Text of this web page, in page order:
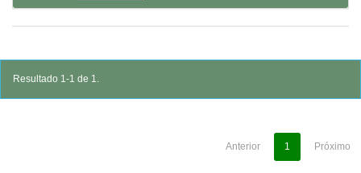
Resultado 1-1 de 1.
Anterior 1 Próximo